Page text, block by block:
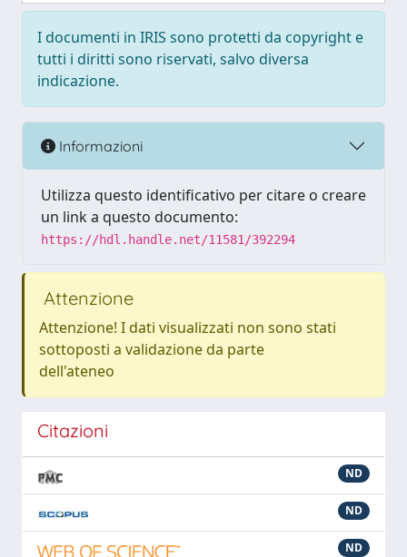
I documenti in IRIS sono protetti da copyright e
tutti i diritti sono riservati, salvo diversa
indicazione.
Informazioni
Utilizza questo identificativo per citare o creare
un link a questo documento:
https://hdl.handle.net/11581/392294
Attenzione
Attenzione! I dati visualizzati non sono stati
sottoposti a validazione da parte
dell'ateneo
Citazioni
ND
ND
ND